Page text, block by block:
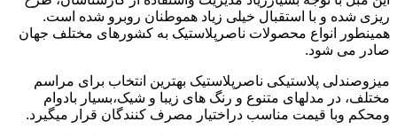
ریزی شده و با استقبال خیلی زیاد هموطنان روبرو شده است.
همینطور انواع محصولات ناصرپلاستیک به کشورهای مختلف جهان
صادر می شود.
میزوصندلی پلاستیکی ناصرپلاستیک بهترین انتخاب برای مراسم
مختلف، در مدلهای متنوع و رنگ های زیبا و شیک،بسیار بادوام
ومحکم وبا قیمت مناسب دراختیار مصرف کنندگان قرار میگیرد.